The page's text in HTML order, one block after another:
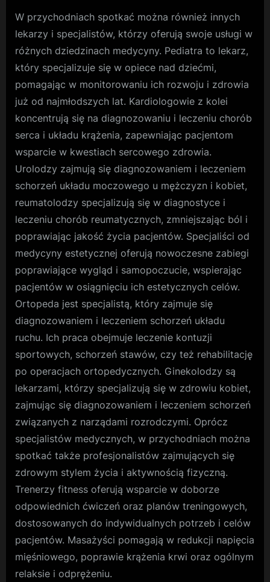
W przychodniach spotkać można również innych
lekarzy i specjalistów, którzy oferują swoje usługi w
różnych dziedzinach medycyny. Pediatra to lekarz,
który specjalizuje się w opiece nad dziećmi,
pomagając w monitorowaniu ich rozwoju i zdrowia
już od najmłodszych lat. Kardiologowie z kolei
koncentrują się na diagnozowaniu i leczeniu chorób
serca i układu krążenia, zapewniając pacjentom
wsparcie w kwestiach sercowego zdrowia.
Urolodzy zajmują się diagnozowaniem i leczeniem
schorzeń układu moczowego u mężczyzn i kobiet,
reumatolodzy specjalizują się w diagnostyce i
leczeniu chorób reumatycznych, zmniejszając ból i
poprawiając jakość życia pacjentów. Specjaliści od
medycyny estetycznej oferują nowoczesne zabiegi
poprawiające wygląd i samopoczucie, wspierając
pacjentów w osiągnięciu ich estetycznych celów.
Ortopeda jest specjalistą, który zajmuje się
diagnozowaniem i leczeniem schorzeń układu
ruchu. Ich praca obejmuje leczenie kontuzji
sportowych, schorzeń stawów, czy też rehabilitację
po operacjach ortopedycznych. Ginekolodzy są
lekarzami, którzy specjalizują się w zdrowiu kobiet,
zajmując się diagnozowaniem i leczeniem schorzeń
związanych z narządami rozrodczymi. Oprócz
specjalistów medycznych, w przychodniach można
spotkać także profesjonalistów zajmujących się
zdrowym stylem życia i aktywnością fizyczną.
Trenerzy fitness oferują wsparcie w doborze
odpowiednich ćwiczeń oraz planów treningowych,
dostosowanych do indywidualnych potrzeb i celów
pacjentów. Masażyści pomagają w redukcji napięcia
mięśniowego, poprawie krążenia krwi oraz ogólnym
relaksie i odprężeniu.